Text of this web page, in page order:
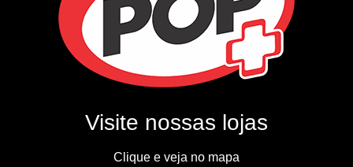
Visite nossas lojas
Clique e veja no mapa